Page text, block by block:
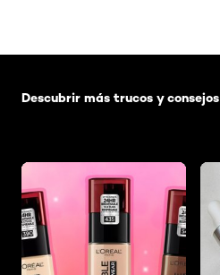
Descubrir más trucos y consejos